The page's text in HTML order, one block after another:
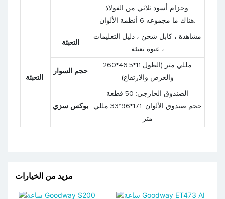
وحزام أسود ثلاثي من الفولاذ.
هناك ما مجموعه 6 أنظمة الألوان.
التعبئة
مشاهدة ، كابل شحن ، دليل التعليمات
، عبوة تعبئة
حجم السوار
260*46.5*11 مللي متر (الطول
والعرض والارتفاع)
بوكس سزي
الصندوق الخارجي: 50 قطعة
حجم صندوق الألوان: 171*96*33 مللي
متر
مزيد من الخيارات